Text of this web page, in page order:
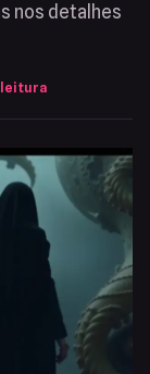
nos detalhes
leitura